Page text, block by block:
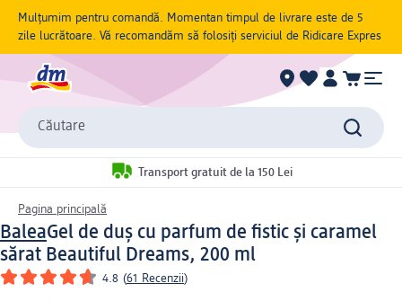
Mulțumim pentru comandă. Momentan timpul de livrare este de 5
zile lucrătoare. Vă recomandăm să folosiți serviciul de Ridicare Expres
Căutare
Transport gratuit de la 150 Lei
Pagina principală
BaleaGel de duș cu parfum de fistic și caramel
sărat Beautiful Dreams, 200 ml
4.8 (61 Recenzii)